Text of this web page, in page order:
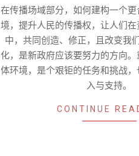
10
在传播场域部分，如何建构一个
境，提升人民的传播权，让人们
中，共同创造、修正，且改变我
化，是新政府应该要努力的方向
体环境，是个艰钜的任务和挑战
入与支持。
CONTINUE